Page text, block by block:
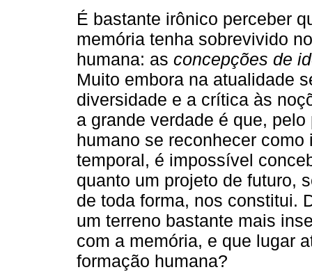
É bastante irônico perceber
memória tenha sobrevivido
humana: as concepções de
Muito embora na atualidade
diversidade e a crítica às
a grande verdade é que,
humano se reconhecer
temporal, é impossível
quanto um projeto de futuro,
de toda forma, nos constitui.
um terreno bastante mais
com a memória, e que lugar
formação humana?